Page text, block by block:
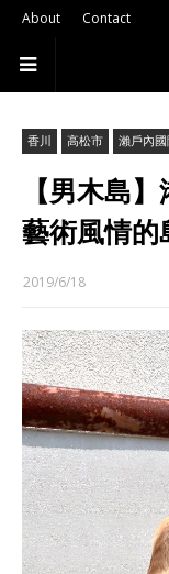
About Contact
香川 高松市 瀨戶內
【男木島
藝術風情的
2019/6/18